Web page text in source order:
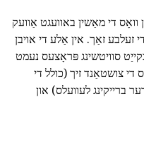
וואָס די מאַשין באוועגט אַוועק
זעלבע זאַך. אין אַלע די אויבן
סוויטשינג פּראָצעס נעמט
צושטאַנד זיך (כולל די
ברייקינג לעוועלס) און